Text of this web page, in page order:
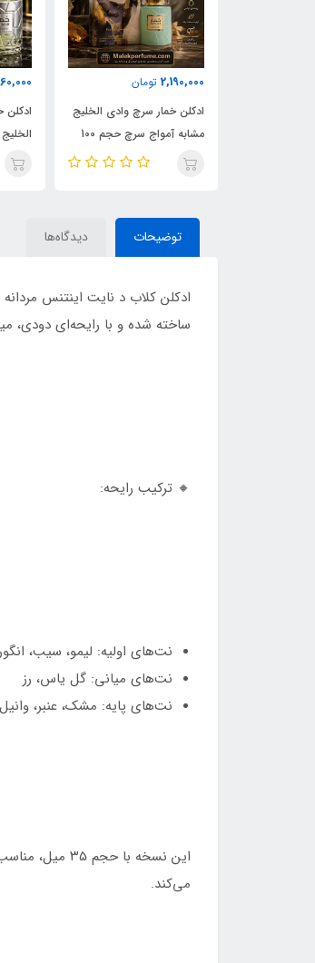
2,190,000 تومان
ادکلن خمار سرچ وادی الخلیج
مشابه آمواج سرچ حجم 100
میل | KHUMAR Search Eau
ادکلن
توضیحات دیدگاه‌ها
ساخته شده و با رایحه‌ای دودی،
🔸 ترکیب رایحه:
نت‌های اولیه: لیمو، سیب،
نت‌های میانی: گل یاس، رز
نت‌های پایه: مشک، عنبر،
این نسخه
می‌کند.